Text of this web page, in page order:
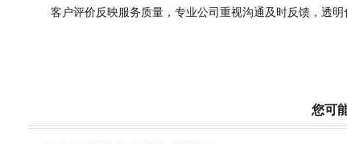
客户评价反映服务质量，专业公司重视沟通及时反馈，透明
您可